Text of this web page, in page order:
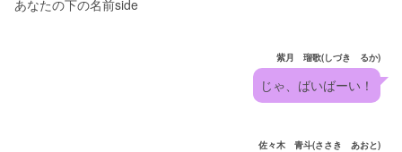
あなたの下の名前side
紫月 瑠歌(しづき るか)
じゃ、ばいばーい！
佐々木 青斗(ささき あおと)